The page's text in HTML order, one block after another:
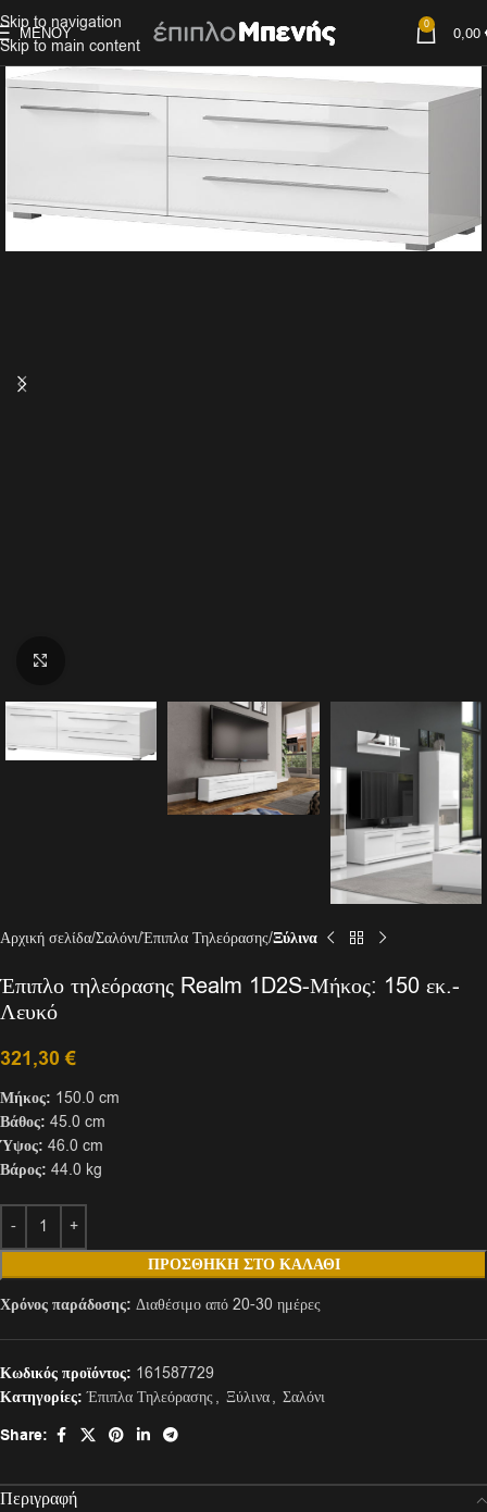
Skip to navigation
Skip to main content
ΜΕΝΟΎ 0 0,00
Αρχική σελίδα Σαλόνι Έπιπλα Τηλεόρασης Ξύλινα
Έπιπλο τηλεόρασης Realm 1D2S-Μήκος: 150 εκ.-
Λευκό
321,30€
Μήκος: 150.0 cm
Βάθος: 45.0 cm
Ύψος: 46.0 cm
Βάρος: 44.0 kg
ΠΡΟΣΘΉΚΗ ΣΤΟ ΚΑΛΆΘΙ
Χρόνος παράδοσης: Διαθέσιμο από 20-30 ημέρες
Κωδικός προϊόντος: 161587729
Κατηγορίες: Έπιπλα Τηλεόρασης , Ξύλινα, Σαλόνι
Share:
Περιγραφή